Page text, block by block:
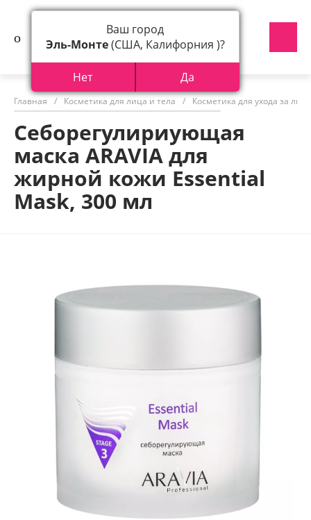
Главная / Косметика для лица и тела / Косметика для ухода за
Себорегулириующая
маска ARAVIA для
жирной кожи Essential
Mask, 300 мл
Ваш город
Эль-Монте(США, Калифорния )?
Нет Да